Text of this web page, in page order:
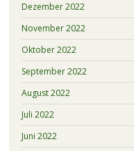
Dezember 2022
November 2022
Oktober 2022
September 2022
August 2022
Juli 2022
Juni 2022